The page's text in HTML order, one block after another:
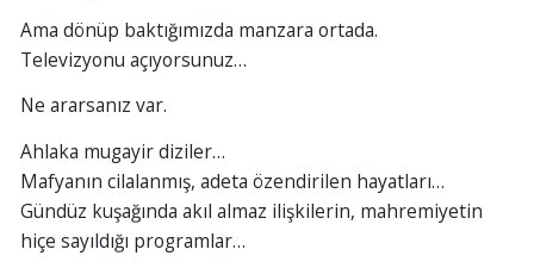
Ama dönüp baktığımızda manzara ortada.
Televizyonu açıyorsunuz…
Ne ararsanız var.
Ahlaka mugayir diziler…
Mafyanın cilalanmış, adeta özendirilen hayatları…
Gündüz kuşağında akıl almaz ilişkilerin, mahremiyetin
hiçe sayıldığı programlar…